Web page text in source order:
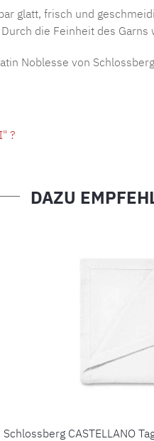
glatt, frisch und
die Feinheit des
Noblesse von
?
DAZU
Schlossberg CASTELLANO